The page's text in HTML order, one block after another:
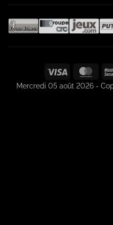
Visa
Mercredi 05 août 2026 -